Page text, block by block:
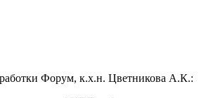
Форум, к.х.н. Цветникова А.К.: